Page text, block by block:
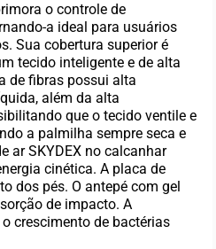
o controle de
a ideal para usuários
Sua cobertura superior é
tecido inteligente e de alta
de fibras possui alta
além da alta
que o tecido ventile e
a palmilha sempre seca e
ar SKYDEX no calcanhar
cinética. A placa de
dos pés. O antepé com gel
de impacto. A
crescimento de bactérias